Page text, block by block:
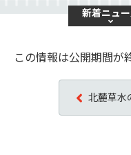
新着ニュ
この情報は公開期間が
北麓草水